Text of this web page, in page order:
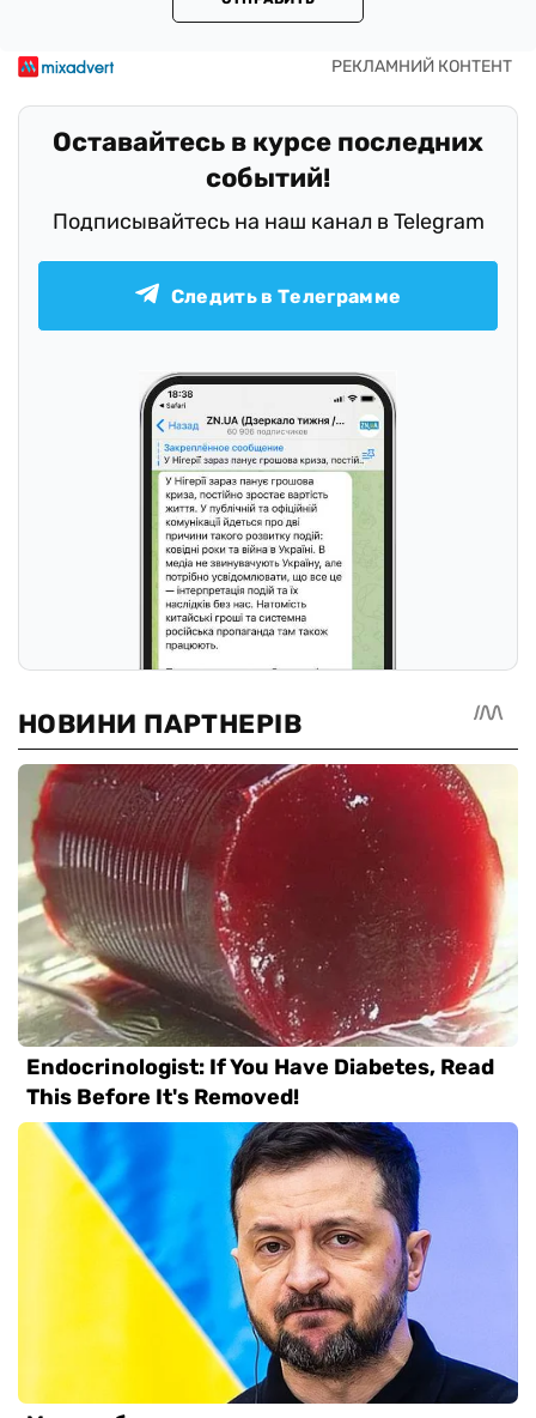
Оставайтесь в курсе последних
событий!
Подписывайтесь на наш канал в Telegram
Следить в Телеграмме